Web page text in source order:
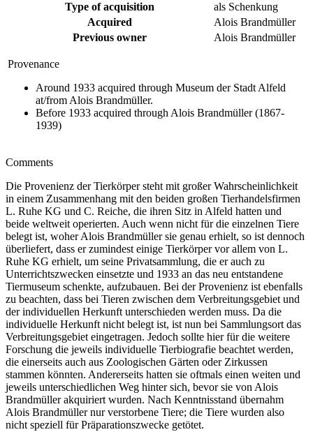
Type of acquisition
als Schenkung
Acquired
Alois Brandmüller
Previous owner
Alois Brandmüller
Provenance
Around 1933 acquired through Museum der Stadt Alfeld
at/from Alois Brandmüller.
Before 1933 acquired through Alois Brandmüller (1867-
1939)
Comments
Die Provenienz der Tierkörper steht mit großer Wahrscheinlichkeit
in einem Zusammenhang mit den beiden großen Tierhandelsfirmen
L. Ruhe KG und C. Reiche, die ihren Sitz in Alfeld hatten und
beide weltweit operierten. Auch wenn nicht für die einzelnen Tiere
belegt ist, woher Alois Brandmüller sie genau erhielt, so ist dennoch
überliefert, dass er zumindest einige Tierkörper vor allem von L.
Ruhe KG erhielt, um seine Privatsammlung, die er auch zu
Unterrichtszwecken einsetzte und 1933 an das neu entstandene
Tiermuseum schenkte, aufzubauen. Bei der Provenienz ist ebenfalls
zu beachten, dass bei Tieren zwischen dem Verbreitungsgebiet und
der individuellen Herkunft unterschieden werden muss. Da die
individuelle Herkunft nicht belegt ist, ist nun bei Sammlungsort das
Verbreitungsgebiet eingetragen. Jedoch sollte hier für die weitere
Forschung die jeweils individuelle Tierbiografie beachtet werden,
die einerseits auch aus Zoologischen Gärten oder Zirkussen
stammen könnten. Andererseits hatten sie oftmals einen weiten und
jeweils unterschiedlichen Weg hinter sich, bevor sie von Alois
Brandmüller akquiriert wurden. Nach Kenntnisstand übernahm
Alois Brandmüller nur verstorbene Tiere; die Tiere wurden also
nicht speziell für Präparationszwecke getötet.